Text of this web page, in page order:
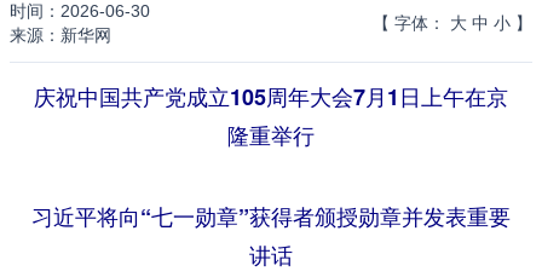
时间：2026-06-30
来源：新华网
【 字体： 大 中 小 】
庆祝中国共产党成立105周年大会7月1日上午在京
隆重举行
习近平将向“七一勋章”获得者颁授勋章并发表重要
讲话